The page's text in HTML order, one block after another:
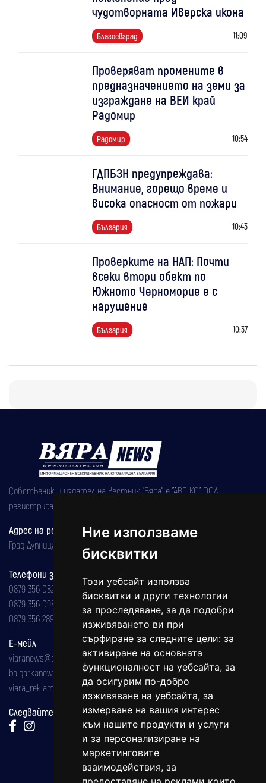
Ние използваме
бисквитки
Този уебсайт използва
бисквитки и други технологии
за проследяване, за да подобри
изживяването ви при
сърфиране за следните цели: за
активиране на основната
функционалност на уебсайта, за
да осигурим по-добро
изживяване на уебсайта, за
измерване на вашия интерес
към нашите продукти и услуги
и за персонализиране на
маркетинговите
взаимодействия, за
чудотворната Иверска икона
Благоевград 11:09
Проверяват промените в
предназначението на земи за
изграждане на ВЕИ край
Радомир
Радомир 10:54
ГДПБЗН предупреждава:
Внимание, горещо време и
висока опасност от пожари
България 10:43
Проверките на НАП: Почти
всеки втори обект по
Южното Черноморие е с
нарушение
България 10:37
Собственик и издател на вестник "Вяра" е "АВС КО" ООД,
регистрирана на 08.05.2002 година.
Адрес на редакцията
Град Дупница, ул.''Христо Ботев" 43
Телефони за реклама и абонаменти
0879 356 082
0879 356 098
0879 356 289
Е-мейл
viaranews@gmail.com
balgarkanews@gmail.com
viara_reklama@mail.bg
Следвайте ни: